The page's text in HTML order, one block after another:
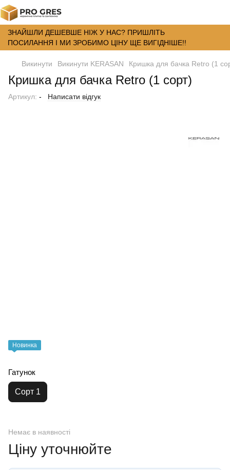
ЗНАЙШЛИ ДЕШЕВШЕ НІЖ У НАС? ПРИШЛІТЬ
ПОСИЛАННЯ І МИ ЗРОБИМО ЦІНУ ЩЕ ВИГІДНІШЕ!!
Викинути Викинути KERASAN Кришка для бачка Retro (1
Кришка для бачка Retro (1 сорт)
Артикул: - Написати відгук
Новинка
Гатунок
Сорт 1
Немає в наявності
Ціну уточнюйте